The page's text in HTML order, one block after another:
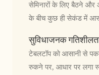
सेमिनारों के लिए बैठने और
के बीच कुछ ही सेकंड में
सुविधाजनक
टेबलटॉप को आसानी से
रुकने पर, आधार पर लगा